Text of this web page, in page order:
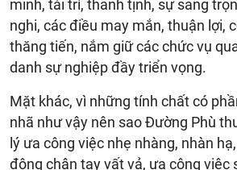
minh, tài trí, thanh tịnh, sự sang
nghi, các điều may mắn, thuận lợi,
thăng tiến, nắm giữ các chức vụ
danh sự nghiệp đầy triển vọng.
Mặt khác, vì những tính chất có
nhã như vậy nên sao Đường Phù
lý ưa công việc nhẹ nhàng, nhàn
động chân tay vất vả, ưa công việc